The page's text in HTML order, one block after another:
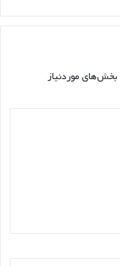
بخش‌های موردنیاز